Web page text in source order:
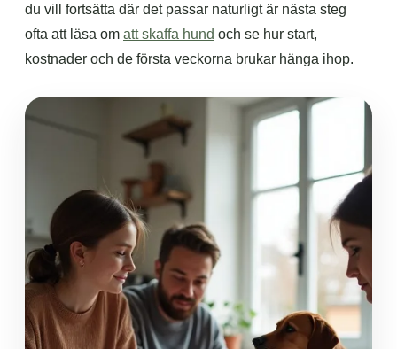
du vill fortsätta där det passar naturligt är nästa steg
ofta att läsa om att skaffa hund och se hur start,
kostnader och de första veckorna brukar hänga ihop.